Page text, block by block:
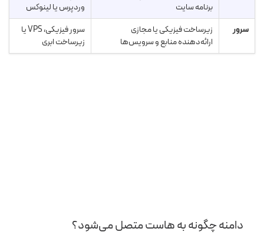
برنامه سایت
وردپرس یا لینوکس
سرور
زیرساخت فیزیکی یا مجازی
ارائه‌دهنده منابع و سرویس‌ها
سرور فیزیکی، VPS یا
زیرساخت ابری
دامنه چگونه به هاست متصل می‌شود؟